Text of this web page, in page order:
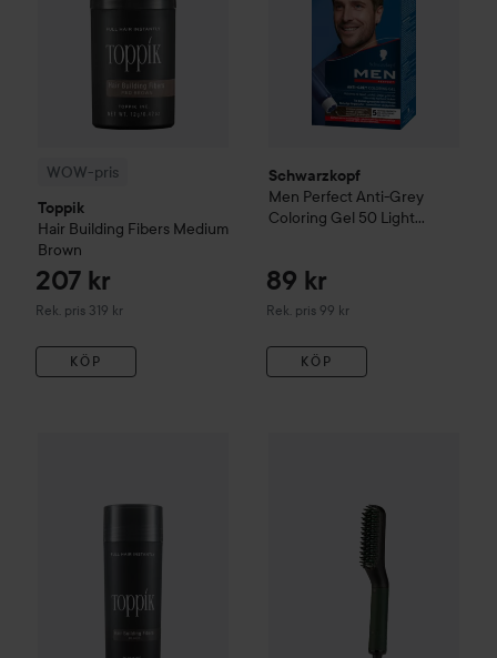
WOW-pris
Toppik
Hair Building Fibers Medium
Brown
207 kr
Rek. pris 319 kr
Rekommenderat pris 319 kr
KÖP
Schwarzkopf
Men Perfect Anti-Grey
Coloring Gel 50 Light
89 kr
Rek. pris 99 kr
Rekommenderat pris 99 kr
KÖP